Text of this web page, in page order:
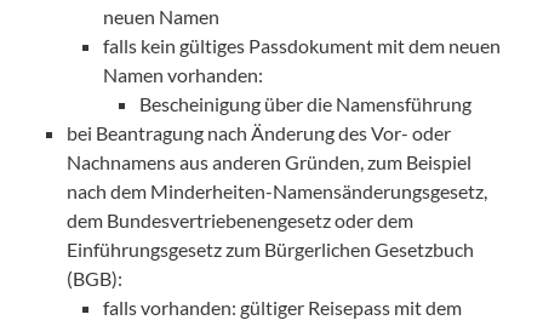
neuen Namen
falls kein gültiges Passdokument mit dem neuen
Namen vorhanden:
Bescheinigung über die Namensführung
bei Beantragung nach Änderung des Vor- oder
Nachnamens aus anderen Gründen, zum Beispiel
nach dem Minderheiten-Namensänderungsgesetz,
dem Bundesvertriebenengesetz oder dem
Einführungsgesetz zum Bürgerlichen Gesetzbuch
(BGB):
falls vorhanden: gültiger Reisepass mit dem